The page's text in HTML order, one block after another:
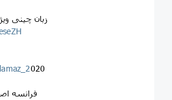
◎زبان چینی
020
◎فرانسه